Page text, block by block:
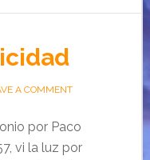
A COMMENT
por Paco
vi la luz por